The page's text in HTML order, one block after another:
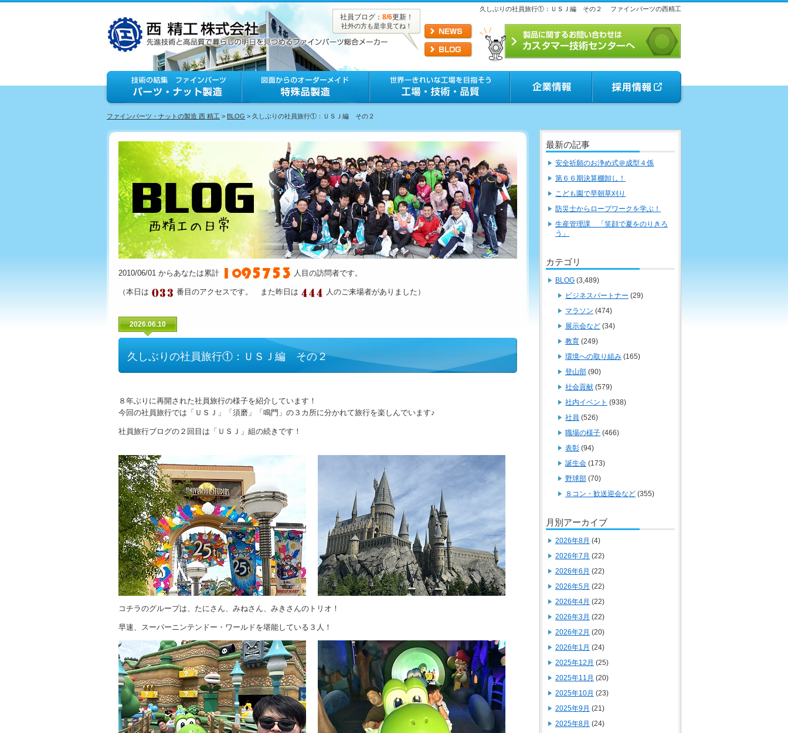
久しぶりの社員旅行①：ＵＳＪ編 その２ ファインパーツの西精工
社員ブログ： 8/6更新！
社外の方も是非見てね！
ファインパーツ・ナットの製造 西 精工 > BLOG > 久しぶりの社員旅行①：ＵＳＪ編 その２
2010/06/01 からあなたは累計 人目の訪問者です。
（本日は 番目のアクセスです。 また昨日は 人のご来場者がありました）
2026.06.10
久しぶりの社員旅行①：ＵＳＪ編 その２
８年ぶりに再開された社員旅行の様子を紹介しています！
今回の社員旅行では「ＵＳＪ」「須磨」「鳴門」の３カ所に分かれて旅行を楽しんでいます♪
社員旅行ブログの２回目は「ＵＳＪ」組の続きです！
コチラのグループは、たにさん、みねさん、みきさんのトリオ！
早速、スーパーニンテンドー・ワールドを堪能している３人！
最新の記事
安全祈願のお浄め式＠成型４係
第６６期決算棚卸し！
こども園で早朝草刈り
防災士からロープワークを学ぶ！
生産管理課 「笑顔で夏をのりきろ
う」
カテゴリ
BLOG (3,489)
ビジネスパートナー (29)
マラソン (474)
展示会など (34)
教育 (249)
環境への取り組み (165)
登山部 (90)
社会貢献 (579)
社内イベント (938)
社員 (526)
職場の様子 (466)
表彰 (94)
誕生会 (173)
野球部 (70)
８コン・歓送迎会など (355)
月別アーカイブ
2026年8月 (4)
2026年7月 (22)
2026年6月 (22)
2026年5月 (22)
2026年4月 (22)
2026年3月 (22)
2026年2月 (20)
2026年1月 (24)
2025年12月 (25)
2025年11月 (20)
2025年10月 (23)
2025年9月 (21)
2025年8月 (24)